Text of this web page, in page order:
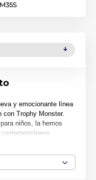
y emocionante línea
con Trophy Monster.
niños, la hemos
presenta una